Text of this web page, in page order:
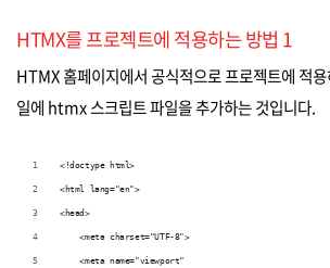
HTMX를 프로젝트에 적용하는 방법 1
HTMX 홈페이지에서 공식적으로 프로젝트에 적
일에 htmx 스크립트 파일을 추가하는 것입니다.
<!doctype html>
<html lang="en">
<head>
    <meta charset="UTF-8">
    <meta name="viewport"